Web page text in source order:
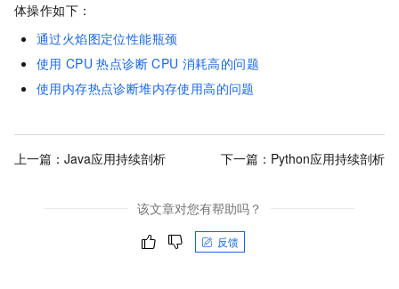
体操作如下：
通过火焰图定位性能瓶颈
使用 CPU 热点诊断 CPU 消耗高的问题
使用内存热点诊断堆内存使用高的问题
上一篇： Java应用持续剖析 下一篇： Python应用持续剖析
该文章对您有帮助吗？
反馈